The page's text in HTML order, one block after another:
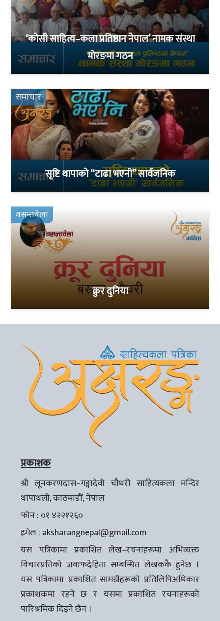
‘कोसी साहित्य–कला प्रतिष्ठान नेपाल’ नामक संस्था
मोरङमा गठन
समाचार
सृष्टि थापाको “टाढा भएनी” सार्वजनिक
वसन्तवेला
क्रुर दुनिया
प्रकाशक
श्री लूनकरणदास–गङ्गादेवी चौधरी साहित्यकला मन्दिर
थापाथली, काठमाडौँ, नेपाल
फोन : ०१ ४२२१२६०
इमेल : aksharangnepal@gmail.com
यस पत्रिकामा प्रकाशित लेख–रचनाहरूमा अभिव्यक्त
विचारप्रतिको जवाफदेहिता सम्बन्धित लेखककै हुनेछ ।
यस पत्रिकामा प्रकाशित सामग्रीहरूको प्रतिलिपिअधिकार
प्रकाशकमा रहने छ र यसमा प्रकाशित रचनाहरूको
पारिश्रमिक दिइने छैन ।